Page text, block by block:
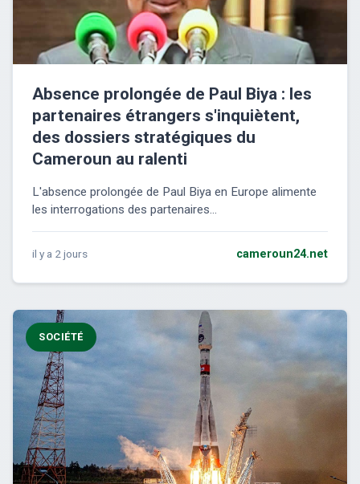
Absence prolongée de Paul Biya : les
partenaires étrangers s'inquiètent,
des dossiers stratégiques du
Cameroun au ralenti
L'absence prolongée de Paul Biya en Europe alimente
les interrogations des partenaires...
il y a 2 jours cameroun24.net
SOCIÉTÉ